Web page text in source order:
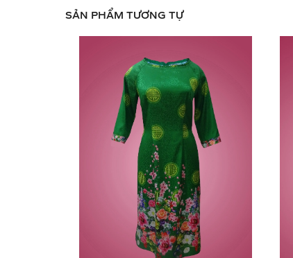
SẢN PHẨM TƯƠNG TỰ